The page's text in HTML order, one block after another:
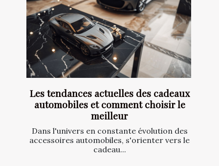
Les tendances actuelles des cadeaux
automobiles et comment choisir le
meilleur
Dans l'univers en constante évolution des
accessoires automobiles, s'orienter vers le
cadeau...